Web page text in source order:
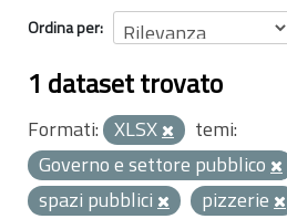
Ordina per
1 dataset trovato
Formati: XLSX
temi:
Governo e settore pubblico
spazi pubblici
pizzerie